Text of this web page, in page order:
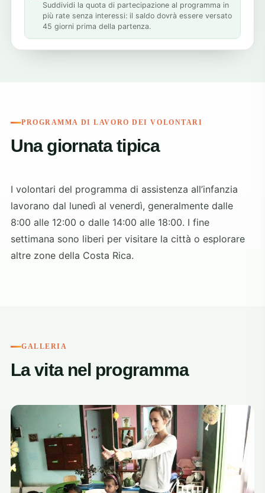
Suddividi la quota di partecipazione al programma in
più rate senza interessi: il saldo dovrà essere versato
45 giorni prima della partenza.
PROGRAMMA DI LAVORO DEI VOLONTARI
Una giornata tipica
I volontari del programma di assistenza all’infanzia
lavorano dal lunedì al venerdì, generalmente dalle
8:00 alle 12:00 o dalle 14:00 alle 18:00. I fine
settimana sono liberi per visitare la città o esplorare
altre zone della Costa Rica.
GALLERIA
La vita nel programma